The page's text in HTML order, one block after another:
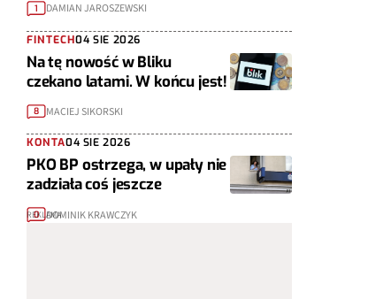
1 DAMIAN JAROSZEWSKI
FINTECH04 SIE 2026
Na tę nowość w Bliku
czekano latami. W końcu jest!
8 MACIEJ SIKORSKI
KONTA04 SIE 2026
PKO BP ostrzega, w upały nie
zadziała coś jeszcze
0 DOMINIK KRAWCZYK